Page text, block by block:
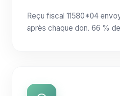
Reçu fiscal 11580*04
après chaque don. 66 %